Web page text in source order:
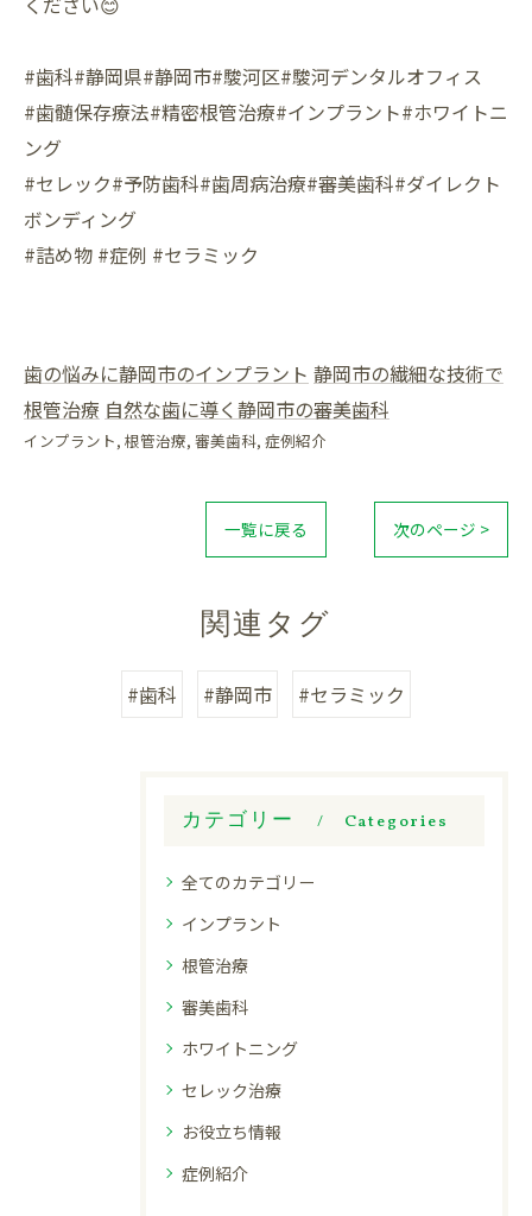
#歯科#静岡県#静岡市#駿河区#駿河デンタルオフィス
#歯髄保存療法#精密根管治療#インプラント#ホワイトニ
ング
#セレック#予防歯科#歯周病治療#審美歯科#ダイレクト
ボンディング
#詰め物 #症例 #セラミック
歯の悩みに静岡市のインプラント 静岡市の繊細な技術で
根管治療 自然な歯に導く静岡市の審美歯科
インプラント 根管治療 審美歯科 症例紹介
一覧に戻る 次のページ >
関連タグ
#歯科 #静岡市 #セラミック
カテゴリー Categories
全てのカテゴリー
インプラント
根管治療
審美歯科
ホワイトニング
セレック治療
お役立ち情報
症例紹介